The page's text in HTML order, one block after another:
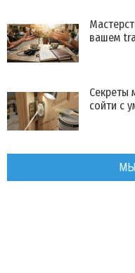
вашем
Секреты
сойти с
МЫ